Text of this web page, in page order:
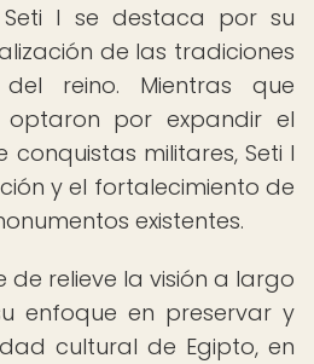
I se destaca por su
de las tradiciones
reino. Mientras que
optaron por expandir el
militares, Seti I
y el fortalecimiento de
existentes.
de relieve la visión a largo
enfoque en preservar y
cultural de Egipto, en